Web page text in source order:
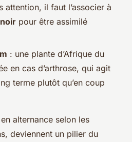
attention, il faut l’associer à
pour être assimilé
: une plante d’Afrique du
en cas d’arthrose, qui agit
terme plutôt qu’en coup
alternance selon les
deviennent un pilier du